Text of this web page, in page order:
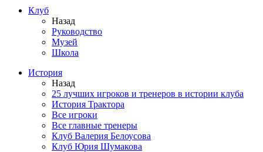
Клуб
Назад
Руководство
Музей
Школа
История
Назад
25 лучших игроков и тренеров в истории клуба
История Трактора
Все игроки
Все главные тренеры
Клуб Валерия Белоусова
Клуб Юрия Шумакова